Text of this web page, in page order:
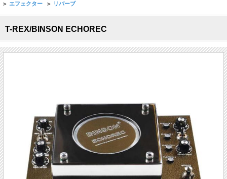
> エフェクター > リバーブ
T-REX/BINSON ECHOREC